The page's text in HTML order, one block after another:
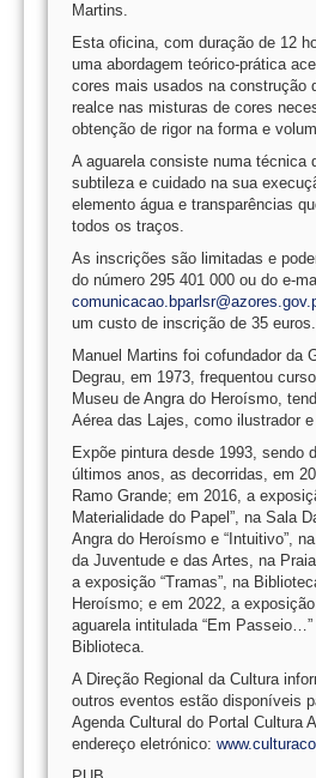
Martins.
Esta oficina, com duração de 12
uma abordagem teórico-prática
cores mais usados na construção
realce nas misturas de cores
obtenção de rigor na forma e
A aguarela consiste numa técnica
subtileza e cuidado na sua
elemento água e transparências
todos os traços.
As inscrições são limitadas e
do número 295 401 000 ou do e-
um custo de inscrição de 35 euros.
Manuel Martins foi cofundador da
Degrau, em 1973, frequentou
Museu de Angra do Heroísmo,
Aérea das Lajes, como ilustrador
Expõe pintura desde 1993, sendo
últimos anos, as decorridas, em
Ramo Grande; em 2016, a
Materialidade do Papel”, na Sala
Angra do Heroísmo e “Intuitivo”,
da Juventude e das Artes, na
a exposição “Tramas”, na
Heroísmo; e em 2022, a
aguarela intitulada “Em
Biblioteca.
A Direção Regional da Cultura
outros eventos estão disponíveis
Agenda Cultural do Portal Cultura
endereço eletrónico: